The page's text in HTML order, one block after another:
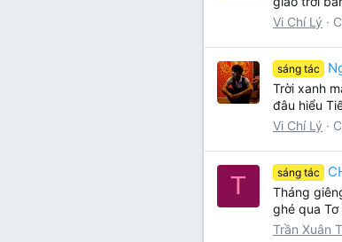
Vi Chí Lý
sáng tác
Trời xanh
đâu hiểu
Vi Chí Lý
T sáng tác
Tháng
ghé qua Tơ
Trần Xuân